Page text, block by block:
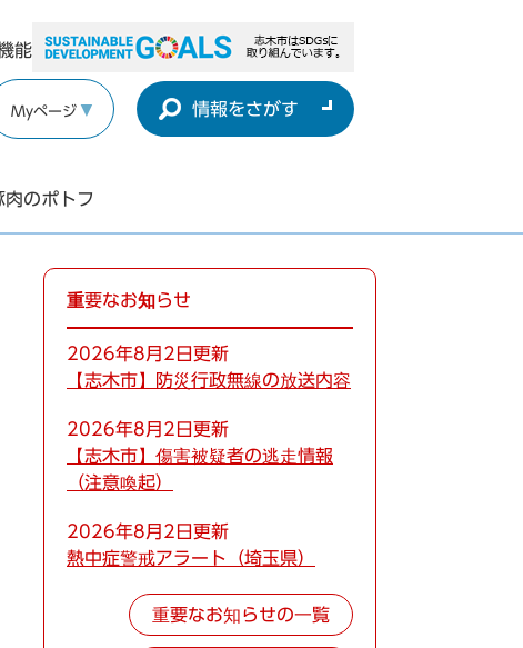
能
Myページ 情報をさがす
のポトフ
重要なお知らせ
2026年8月2日更新
【志木市】防災行政無線の放送内容
2026年8月2日更新
【志木市】傷害被疑者の逃走情報
（注意喚起）
2026年8月2日更新
熱中症警戒アラート（埼玉県）
重要なお知らせの一覧